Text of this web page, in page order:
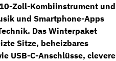
Zoll-Kombiinstrument und
und Smartphone-Apps
DasWinterpaket
Sitze, beheizbares
USB-C-Anschlüsse, clevere